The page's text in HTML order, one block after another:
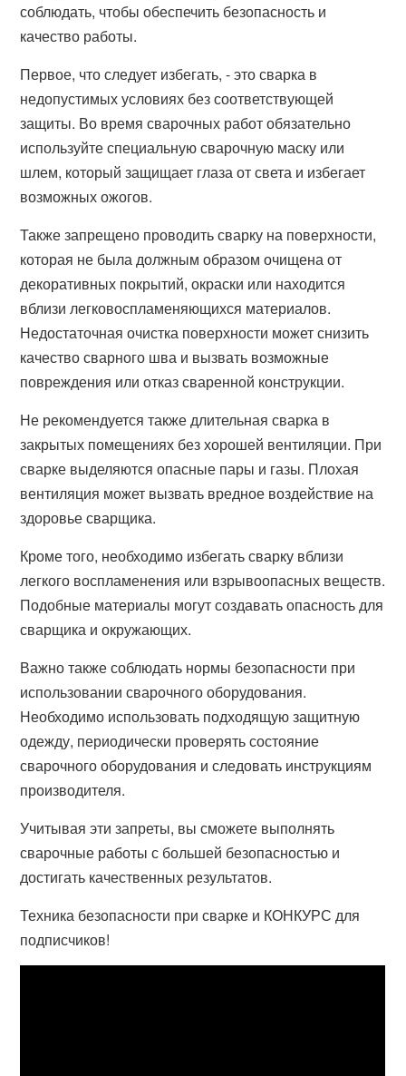
соблюдать, чтобы обеспечить безопасность и
качество работы.
Первое, что следует избегать, - это сварка в
недопустимых условиях без соответствующей
защиты. Во время сварочных работ обязательно
используйте специальную сварочную маску или
шлем, который защищает глаза от света и избегает
возможных ожогов.
Также запрещено проводить сварку на поверхности,
которая не была должным образом очищена от
декоративных покрытий, окраски или находится
вблизи легковоспламеняющихся материалов.
Недостаточная очистка поверхности может снизить
качество сварного шва и вызвать возможные
повреждения или отказ сваренной конструкции.
Не рекомендуется также длительная сварка в
закрытых помещениях без хорошей вентиляции. При
сварке выделяются опасные пары и газы. Плохая
вентиляция может вызвать вредное воздействие на
здоровье сварщика.
Кроме того, необходимо избегать сварку вблизи
легкого воспламенения или взрывоопасных веществ.
Подобные материалы могут создавать опасность для
сварщика и окружающих.
Важно также соблюдать нормы безопасности при
использовании сварочного оборудования.
Необходимо использовать подходящую защитную
одежду, периодически проверять состояние
сварочного оборудования и следовать инструкциям
производителя.
Учитывая эти запреты, вы сможете выполнять
сварочные работы с большей безопасностью и
достигать качественных результатов.
Техника безопасности при сварке и КОНКУРС для
подписчиков!